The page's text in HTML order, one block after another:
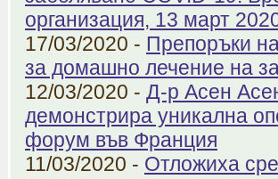
организация, 13 март
17/03/2020 - Препоръки
за домашно лечение на
12/03/2020 - Д-р Асен
демонстрира уникална
форум във Франция
11/03/2020 - Отложиха